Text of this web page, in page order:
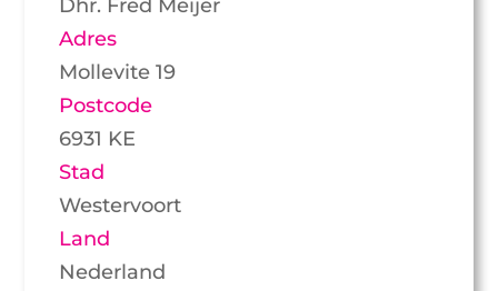
Dhr. Fred Meijer
Adres
Mollevite 19
Postcode
6931 KE
Stad
Westervoort
Land
Nederland